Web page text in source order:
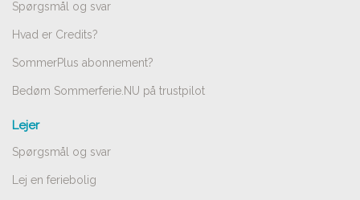
Spørgsmål og svar
Hvad er Credits?
SommerPlus abonnement?
Bedøm Sommerferie.NU på trustpilot
Lejer
Spørgsmål og svar
Lej en feriebolig